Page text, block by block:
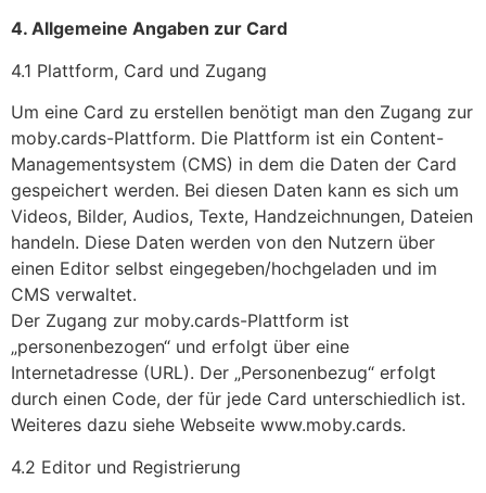
4. Allgemeine Angaben zur Card
4.1 Plattform, Card und Zugang
Um eine Card zu erstellen benötigt man den Zugang zur
moby.cards-Plattform. Die Plattform ist ein Content-
Managementsystem (CMS) in dem die Daten der Card
gespeichert werden. Bei diesen Daten kann es sich um
Videos, Bilder, Audios, Texte, Handzeichnungen, Dateien
handeln. Diese Daten werden von den Nutzern über
einen Editor selbst eingegeben/hochgeladen und im
CMS verwaltet.
Der Zugang zur moby.cards-Plattform ist
„personenbezogen“ und erfolgt über eine
Internetadresse (URL). Der „Personenbezug“ erfolgt
durch einen Code, der für jede Card unterschiedlich ist.
Weiteres dazu siehe Webseite www.moby.cards.
4.2 Editor und Registrierung